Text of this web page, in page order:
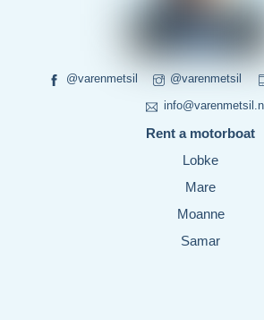
@varenmetsil @varenmetsil
info@varenmetsil.nl
Rent a motorboat
Lobke
Mare
Moanne
Samar